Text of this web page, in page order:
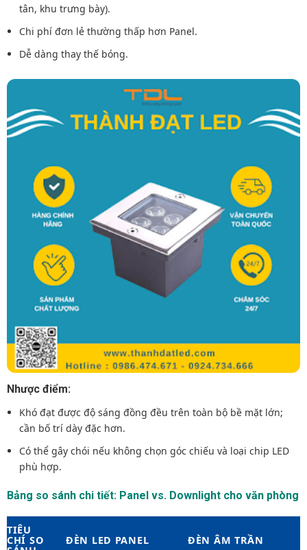
tân, khu trưng bày).
Chi phí đơn lẻ thường thấp hơn Panel.
Dễ dàng thay thế bóng.
Nhược điểm:
Khó đạt được độ sáng đồng đều trên toàn bộ bề mặt lớn;
cần bố trí dày đặc hơn.
Có thể gây chói nếu không chọn góc chiếu và loại chip LED
phù hợp.
Bảng so sánh chi tiết: Panel vs. Downlight cho văn phòng
TIÊU
CHÍ SO ĐÈN LED PANEL ĐÈN ÂM TRẦN